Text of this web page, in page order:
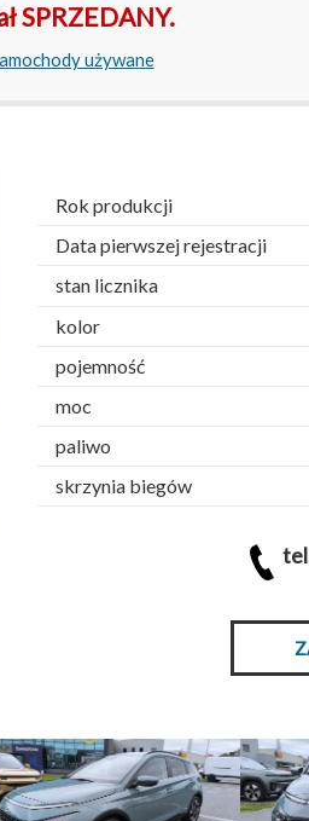
SPRZEDANY.
używane
Rok produkcji
Data pierwszej rejestracji
stan licznika
kolor
pojemność
moc
paliwo
skrzynia biegów